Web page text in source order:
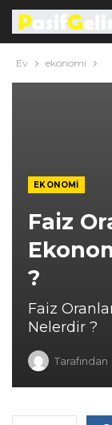
Ev ekonomi
EKONOMI
Faiz
?
Faiz
Nelerdir ?
Tarafından